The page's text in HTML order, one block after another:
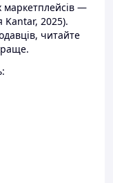
маркетплейсів —
Kantar, 2025).
читайте